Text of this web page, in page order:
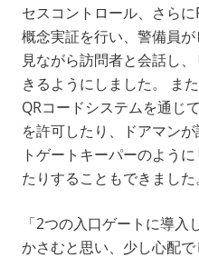
セスコントロール、さら
概念実証を行い、警備員
見ながら訪問者と会話し
きるようにしました。 ま
QRコードシステムを通じ
を許可したり、ドアマン
トゲートキーパーのよう
たりすることもできました
「2つの入口ゲートに導
かさむと思い、少し心配